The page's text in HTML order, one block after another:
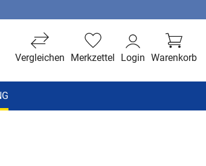
Warenkorb
Login
Merkzettel
Vergleichen